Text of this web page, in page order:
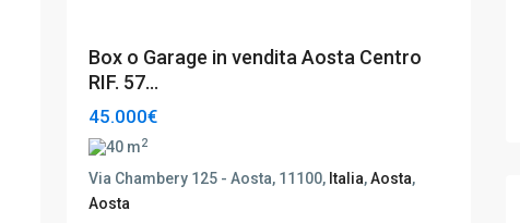
Box o Garage in vendita Aosta Centro
RIF. 57...
45.000€
40 m2
Via Chambery 125 - Aosta, 11100, Italia,Aosta,
Aosta
Arvier